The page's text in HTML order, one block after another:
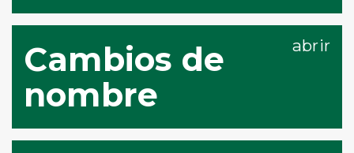
Cambios de
nombre